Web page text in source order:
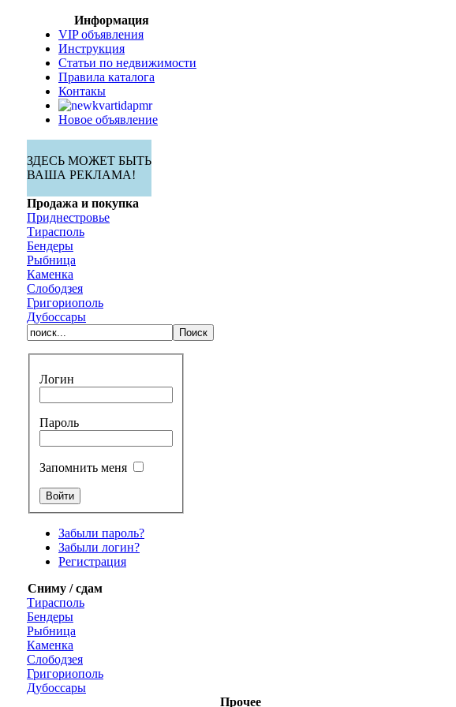
Информация
VIP объявления
Инструкция
Статьи по недвижимости
Правила каталога
Контакы
Новое объявление
ЗДЕСЬ МОЖЕТ БЫТЬ
ВАША РЕКЛАМА!
Продажа и покупка
Приднестровье
Тирасполь
Бендеры
Рыбница
Каменка
Слободзея
Григориополь
Дубоссары
Логин
Пароль
Запомнить меня
Забыли пароль?
Забыли логин?
Регистрация
Сниму / сдам
Тирасполь
Бендеры
Рыбница
Каменка
Слободзея
Григориополь
Дубоссары
Прочее